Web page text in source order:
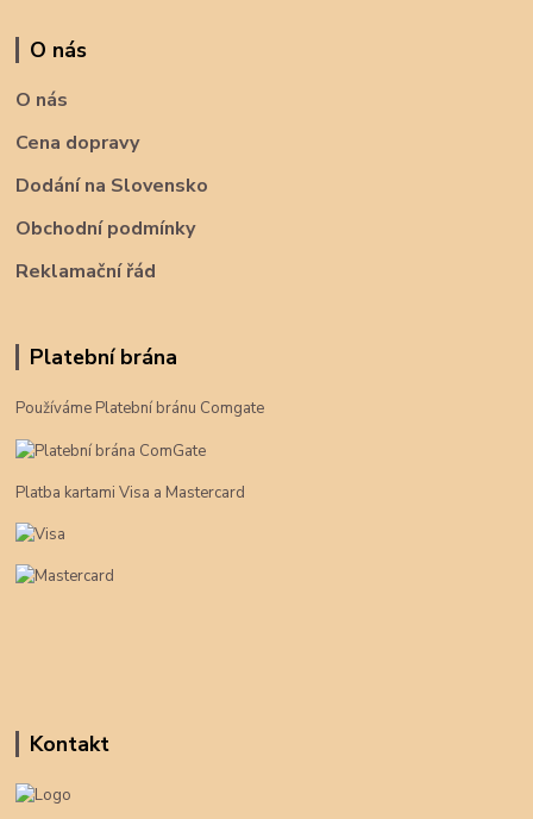
O nás
O nás
Cena dopravy
Dodání na Slovensko
Obchodní podmínky
Reklamační řád
Platební brána
Používáme Platební bránu Comgate
Platba kartami Visa a Mastercard
Kontakt